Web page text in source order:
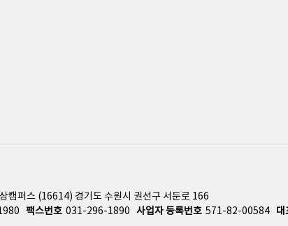
캠퍼스 (16614) 경기도 수원시 권선구 서둔로 166
팩스번호 031-296-1890 사업자 등록번호 571-82-00584 대